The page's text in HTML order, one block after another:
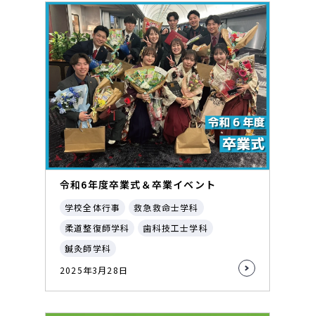
令和6年度卒業式＆卒業イベント
学校全体行事
救急救命士学科
柔道整復師学科
歯科技工士学科
鍼灸師学科
2025年3月28日